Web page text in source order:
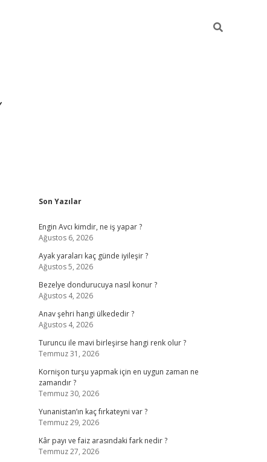
Sidebar
Son Yazılar
Engin Avcı kimdir, ne iş yapar ?
Ağustos 6, 2026
Ayak yaraları kaç günde iyileşir ?
Ağustos 5, 2026
Bezelye dondurucuya nasıl konur ?
Ağustos 4, 2026
Anav şehri hangi ülkededir ?
Ağustos 4, 2026
Turuncu ile mavi birleşirse hangi renk olur ?
Temmuz 31, 2026
Kornişon turşu yapmak için en uygun zaman ne
zamandır ?
Temmuz 30, 2026
Yunanistan’ın kaç fırkateyni var ?
Temmuz 29, 2026
Kâr payı ve faiz arasındaki fark nedir ?
Temmuz 27, 2026